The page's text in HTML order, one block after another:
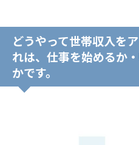
どうやって世帯収入を
れは、仕事を始めるか
かです。